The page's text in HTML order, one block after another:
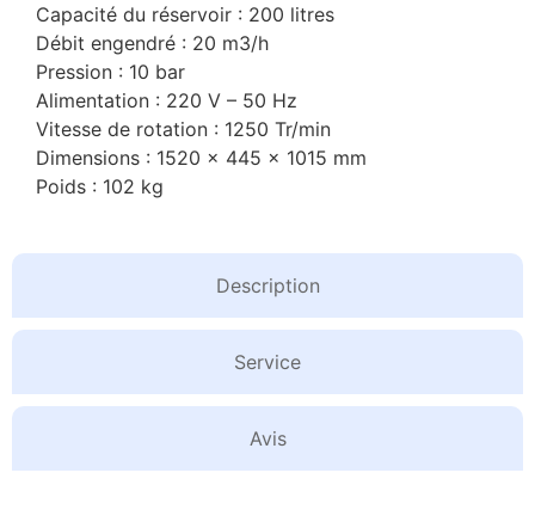
Description
Service
Avis
Capacité du réservoir : 200 litres
Débit engendré : 20 m3/h
Pression : 10 bar
Alimentation : 220 V – 50 Hz
Vitesse de rotation : 1250 Tr/min
Dimensions : 1520 x 445 x 1015 mm
Poids : 102 kg